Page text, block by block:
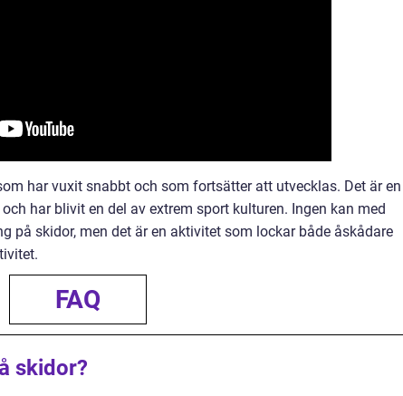
har vuxit snabbt och som fortsätter att utvecklas. Det är en
har blivit en del av extrem sport kulturen. Ingen kan med
på skidor, men det är en aktivitet som lockar både åskådare
FAQ
skidor?